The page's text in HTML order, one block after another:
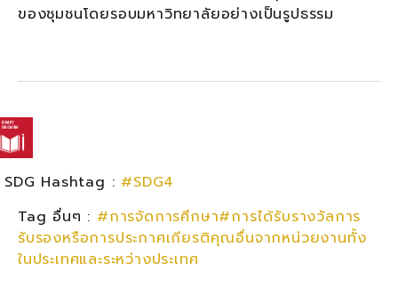
ของชุมชนโดยรอบมหาวิทยาลัยอย่างเป็นรูปธรรม
SDG Hashtag : #SDG4
Tag อื่นๆ : #การจัดการศึกษา#การได้รับรางวัลการ
รับรองหรือการประกาศเกียรติคุณอื่นจากหน่วยงานทั้ง
ในประเทศและระหว่างประเทศ